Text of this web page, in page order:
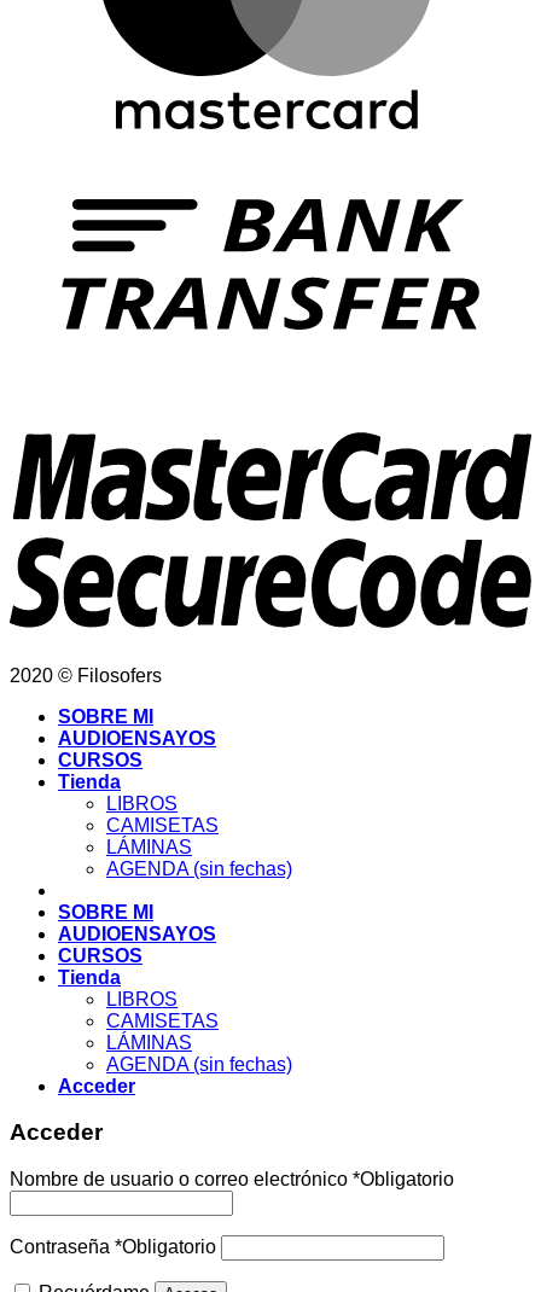
2020 © Filosofers
SOBRE MI
AUDIOENSAYOS
CURSOS
Tienda
LIBROS
CAMISETAS
LÁMINAS
AGENDA (sin fechas)
SOBRE MI
AUDIOENSAYOS
CURSOS
Tienda
LIBROS
CAMISETAS
LÁMINAS
AGENDA (sin fechas)
Acceder
Acceder
Nombre de usuario o correo electrónico *Obligatorio
Contraseña *Obligatorio